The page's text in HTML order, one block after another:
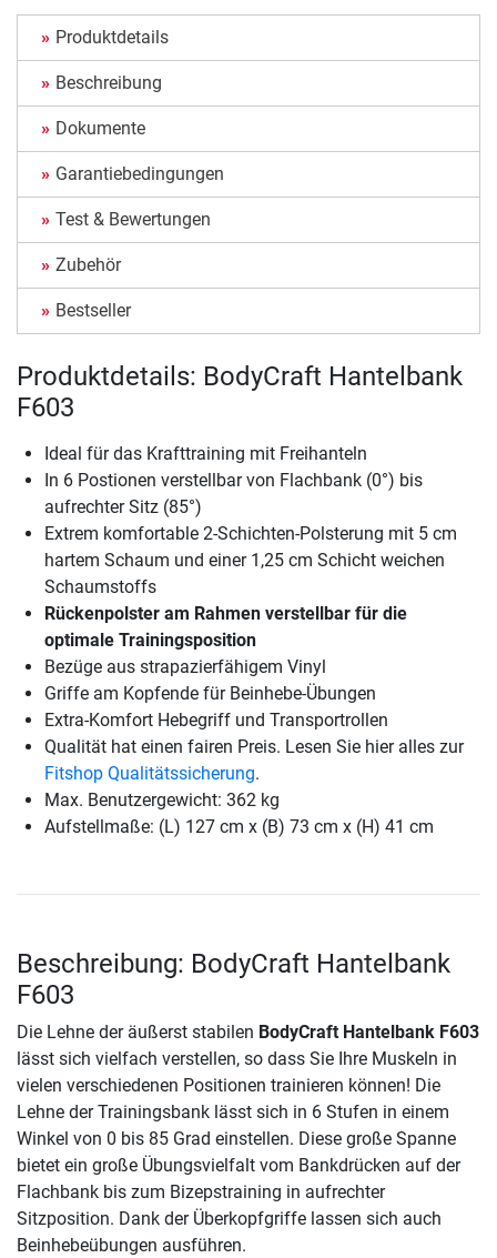
Produktdetails
Beschreibung
Dokumente
Garantiebedingungen
Test & Bewertungen
Zubehör
Bestseller
Produktdetails: BodyCraft Hantelbank
F603
Ideal für das Krafttraining mit Freihanteln
In 6 Postionen verstellbar von Flachbank (0°) bis
aufrechter Sitz (85°)
Extrem komfortable 2-Schichten-Polsterung mit 5 cm
hartem Schaum und einer 1,25 cm Schicht weichen
Schaumstoffs
Rückenpolster am Rahmen verstellbar für die
optimale Trainingsposition
Bezüge aus strapazierfähigem Vinyl
Griffe am Kopfende für Beinhebe-Übungen
Extra-Komfort Hebegriff und Transportrollen
Qualität hat einen fairen Preis. Lesen Sie hier alles zur
Fitshop Qualitätssicherung.
Max. Benutzergewicht: 362 kg
Aufstellmaße: (L) 127 cm x (B) 73 cm x (H) 41 cm
Beschreibung: BodyCraft Hantelbank
F603
Die Lehne der äußerst stabilen BodyCraft Hantelbank F603
lässt sich vielfach verstellen, so dass Sie Ihre Muskeln in
vielen verschiedenen Positionen trainieren können! Die
Lehne der Trainingsbank lässt sich in 6 Stufen in einem
Winkel von 0 bis 85 Grad einstellen. Diese große Spanne
bietet ein große Übungsvielfalt vom Bankdrücken auf der
Flachbank bis zum Bizepstraining in aufrechter
Sitzposition. Dank der Überkopfgriffe lassen sich auch
Beinhebeübungen ausführen.